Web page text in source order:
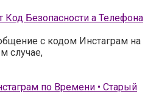
Код Безопасности а Телефона
с кодом Инстаграм на
случае,
по Времени • Старый